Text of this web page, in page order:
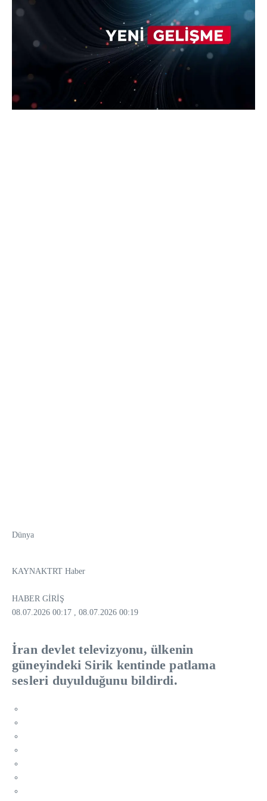
Dünya
KAYNAKTRT Haber
HABER GİRİŞ
08.07.2026 00:17
, 08.07.2026 00:19
İran devlet televizyonu, ülkenin
güneyindeki Sirik kentinde patlama
sesleri duyulduğunu bildirdi.